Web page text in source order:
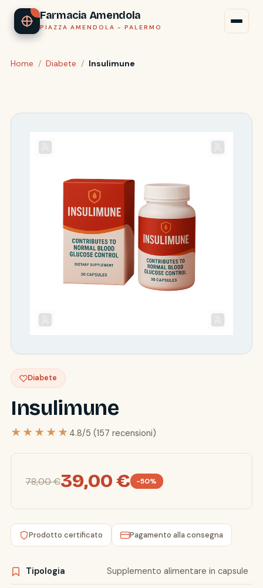
Farmacia Amendola
PIAZZA AMENDOLA - PALERMO
Home / Diabete / Insulimune
Diabete
Insulimune
★★★★★ 4.8/5 (157 recensioni)
78,00 €39,00 € -50%
Prodotto certificato Pagamento alla consegna
Tipologia Supplemento alimentare in capsule